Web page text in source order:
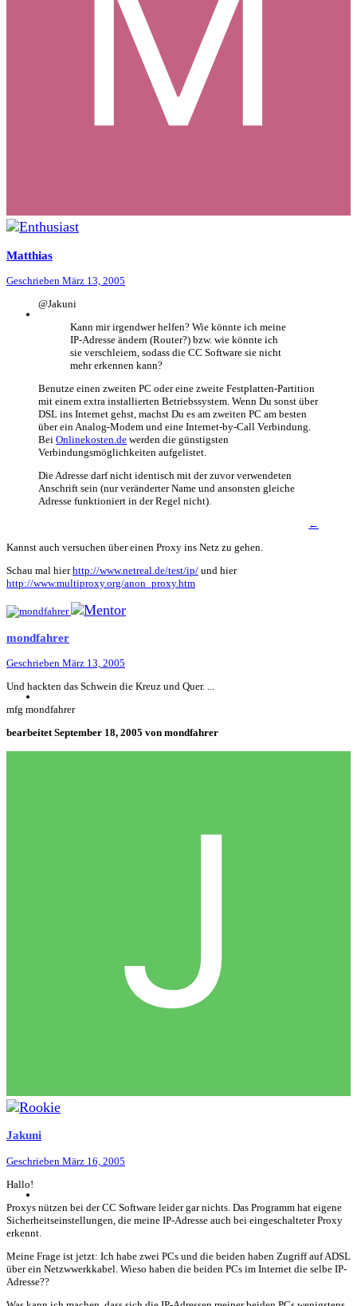
Matthias
Geschrieben März 13, 2005
@Jakuni
Kann mir irgendwer helfen? Wie könnte ich meine
IP-Adresse ändern (Router?) bzw. wie könnte ich
sie verschleiern, sodass die CC Software sie nicht
mehr erkennen kann?
Benutze einen zweiten PC oder eine zweite Festplatten-Partition
mit einem extra installierten Betriebssystem. Wenn Du sonst über
DSL ins Internet gehst, machst Du es am zweiten PC am besten
über ein Analog-Modem und eine Internet-by-Call Verbindung.
Bei Onlinekosten.de werden die günstigsten
Verbindungsmöglichkeiten aufgelistet.
Die Adresse darf nicht identisch mit der zuvor verwendeten
Anschrift sein (nur veränderter Name und ansonsten gleiche
Adresse funktioniert in der Regel nicht).
←
Kannst auch versuchen über einen Proxy ins Netz zu gehen.
Schau mal hierhttp://www.netreal.de/test/ip/ und hier
http://www.multiproxy.org/anon_proxy.htm
mondfahrer
Geschrieben März 13, 2005
Und hackten das Schwein die Kreuz und Quer. ...
mfg mondfahrer
bearbeitetSeptember 18, 2005 von mondfahrer
Jakuni
Geschrieben März 16, 2005
Hallo!
Proxys nützen bei der CC Software leider gar nichts. Das Programm hat eigene
Sicherheitseinstellungen, die meine IP-Adresse auch bei eingeschalteter Proxy
erkennt.
Meine Frage ist jetzt: Ich habe zwei PCs und die beiden haben Zugriff auf ADSL
über ein Netzwwerkkabel. Wieso haben die beiden PCs im Internet die selbe IP-
Adresse??